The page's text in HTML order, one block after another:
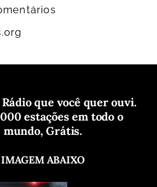
que você quer ouvi.
estações em todo o
mundo, Grátis.
ABAIXO